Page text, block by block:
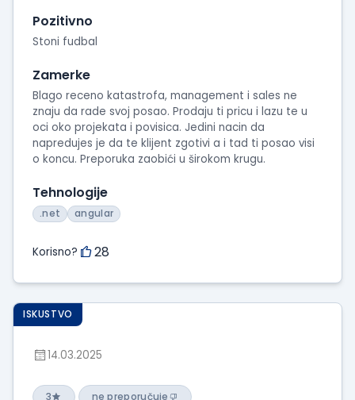
Pozitivno
Stoni fudbal
Zamerke
Blago receno katastrofa, management i sales ne
znaju da rade svoj posao. Prodaju ti pricu i lazu te u
oci oko projekata i povisica. Jedini nacin da
napredujes je da te klijent zgotivi a i tad ti posao visi
o koncu. Preporuka zaobići u širokom krugu.
Tehnologije
.net angular
Korisno? 28
ISKUSTVO
14.03.2025
3 ne preporučuje